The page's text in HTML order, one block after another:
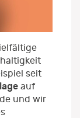
seit
auf
und wir